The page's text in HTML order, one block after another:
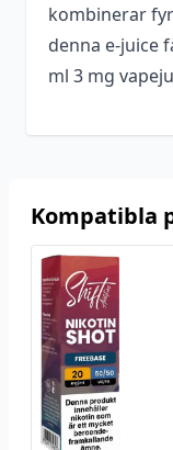
kombinerar
denna e-juice
ml 3 mg
Kompatibla